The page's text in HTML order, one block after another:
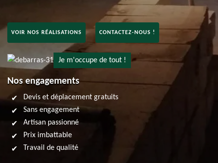
VOIR NOS RÉALISATIONS CONTACTEZ-NOUS !
Je m'occupe de tout !
Nos engagements
Devis et déplacement gratuits
Sans engagement
Artisan passionné
Prix imbattable
Travail de qualité